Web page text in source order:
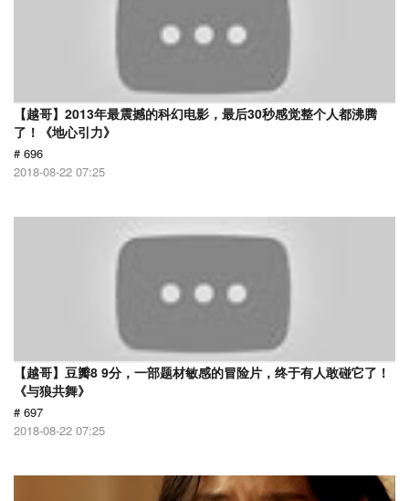
【越哥】2013年最震撼的科幻电影，最后30秒感觉整个人都沸腾
了！《地心引力》
# 696
2018-08-22 07:25
【越哥】豆瓣8 9分，一部题材敏感的冒险片，终于有人敢碰它了！
《与狼共舞》
# 697
2018-08-22 07:25